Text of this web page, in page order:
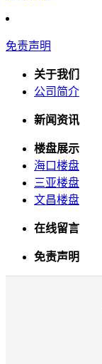
免责声明
关于我们
公司简介
新闻资讯
楼盘展示
海口楼盘
三亚楼盘
文昌楼盘
在线留言
免责声明